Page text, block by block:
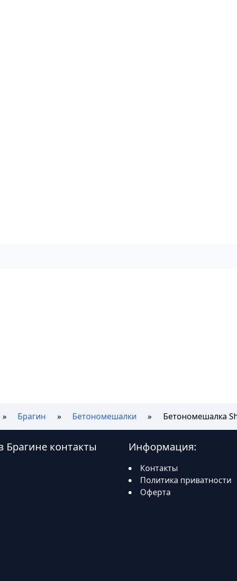
Брагин Бетономешалки Бетономешалка
Брагине контакты
Информация:
Контакты
Политика приватности
Оферта